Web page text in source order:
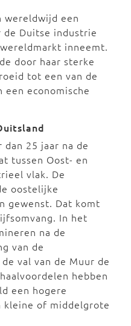
wereldwijd een
de Duitse industrie
inneemt.
door haar sterke
tot een van de
economische
25 jaar na de
tussen Oost- en
vlak. De
oostelijke
gewenst. Dat komt
In het
na de
van de
val van de Muur de
hebben
een hogere
of middelgrote